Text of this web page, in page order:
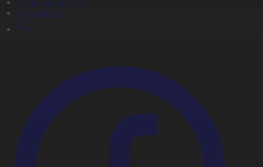
Видеоархив